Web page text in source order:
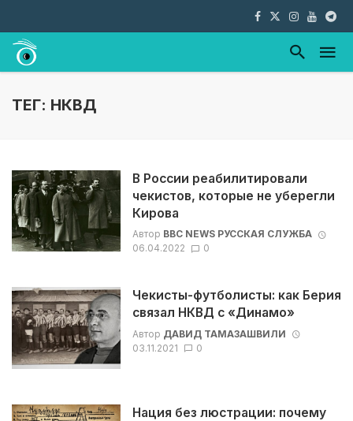
ТЕГ: НКВД
В России реабилитировали
чекистов, которые не уберегли
Кирова
Автор BBC NEWS РУССКАЯ СЛУЖБА
06.04.2022
0
Чекисты-футболисты: как Берия
связал НКВД с «Динамо»
Автор ДАВИД ТАМАЗАШВИЛИ
03.11.2021
0
Нация без люстрации: почему